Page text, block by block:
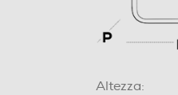
Altezza: